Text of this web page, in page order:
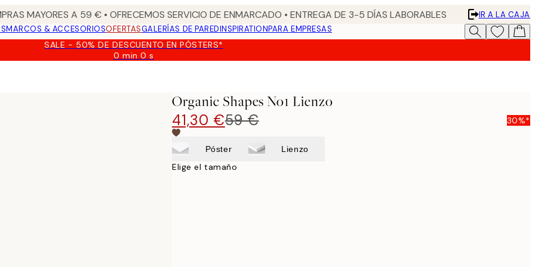
MAYORES A 59 € • OFRECEMOS SERVICIO DE ENMARCADO • ENTREGA DE 3-5 DÍAS LABORABLES
IR A LA CAJA
MARCOS & ACCESORIOSOFERTASGALERÍAS DE PAREDINSPIRATIONPARA EMPRESAS
SALE - 50% DE DESCUENTO EN PÓSTERS*
0 min0 s
Válido
Organic Shapes No1 Lienzo
41,30 €59 € 30%*
Póster Lienzo
Elige el tamaño